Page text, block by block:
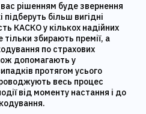
рішенням буде звернення
підберуть більш вигідні
КАСКО у кількох надійних
тільки збирають премії, а
по страхових
допомагають у
протягом усього
весь процес
від моменту настання і до